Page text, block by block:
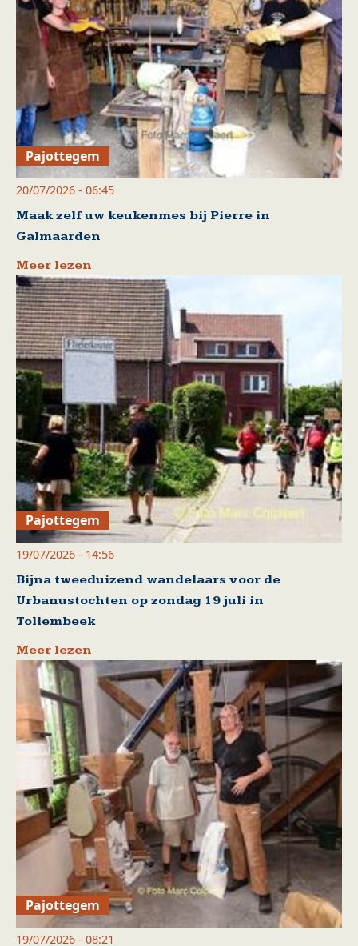
Pajottegem
20/07/2026 - 06:45
Maak zelf uw keukenmes bij Pierre in
Galmaarden
Meer lezen
Pajottegem
19/07/2026 - 14:56
Bijna tweeduizend wandelaars voor de
Urbanustochten op zondag 19 juli in
Tollembeek
Meer lezen
Pajottegem
19/07/2026 - 08:21